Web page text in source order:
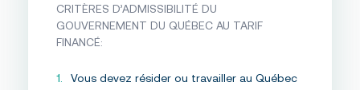
CRITÈRES D’ADMISSIBILITÉ DU
GOUVERNEMENT DU QUÉBEC AU TARIF
FINANCÉ:
Vous devez résider ou travailler au Québec